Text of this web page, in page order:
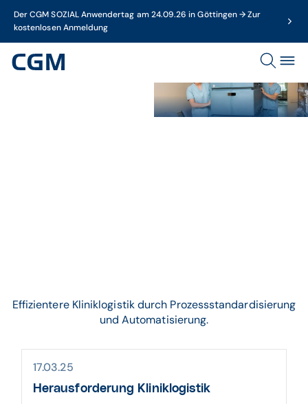
Der CGM SOZIAL Anwendertag am 24.09.26 in Göttingen → Zur
kostenlosen Anmeldung
Klinisches Personal kümmert
sich um Logistik
Effizientere Kliniklogistik durch Prozessstandardisierung
und Automatisierung.
17.03.25
Heraus­forderung Klinik­logistik